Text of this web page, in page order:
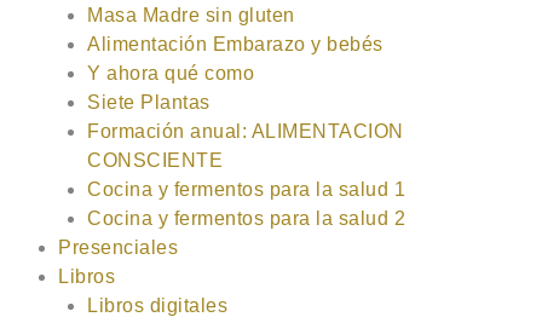
Masa Madre sin gluten
Alimentación Embarazo y bebés
Y ahora qué como
Siete Plantas
Formación anual: ALIMENTACION
CONSCIENTE
Cocina y fermentos para la salud 1
Cocina y fermentos para la salud 2
Presenciales
Libros
Libros digitales